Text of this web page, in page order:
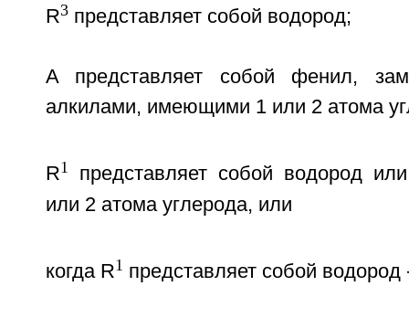
R3представляет собой водород;
A представляет собой фенил,
алкилами, имеющими 1 или 2 атома
R1
представляет собой водород
или 2 атома углерода, или
когда R1 представляет собой водород